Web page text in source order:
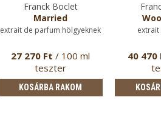
Franck Boclet
Married
extrait de parfum hölgyeknek
27 270 Ft / 100 ml
teszter
KOSÁRBA RAKOM
40 470